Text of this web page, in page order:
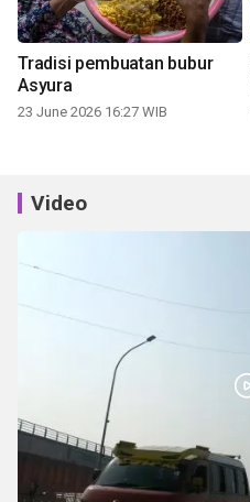
Tradisi pembuatan bubur
Asyura
23 June 2026 16:27 WIB
Video